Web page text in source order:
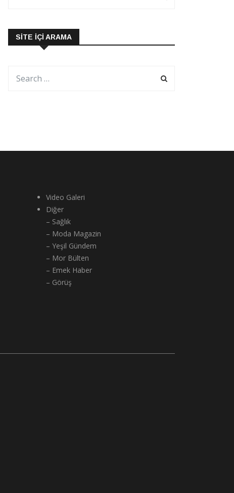
SITE İÇI ARAMA
Video Galeri
Diğer
– Sağlık
– Moda Magazin
– Yeşil Gündem
– Mor Bülten
– Emek Haber
– Görüş